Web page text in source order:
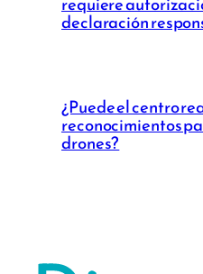
declaración
¿Puede el centro
reconocimientos
drones?